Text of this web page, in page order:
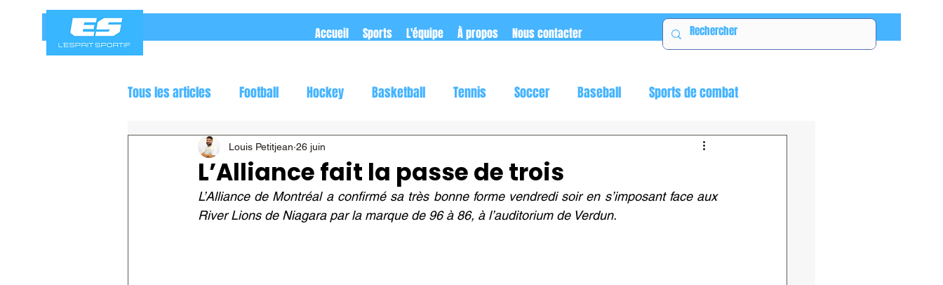
Accueil Sports L'équipe À propos Nous contacter
Tous les articles Football Hockey Basketball Tennis Soccer Baseball Sports de combat
Jeux olympiques Course automobile
L’Alliance fait la passe de trois
Louis Petitjean 26 juin
L’Alliance de Montréal a confirmé sa très bonne forme vendredi soir en s’imposant face aux
River Lions de Niagara par la marque de 96 à 86, à l’auditorium de Verdun.